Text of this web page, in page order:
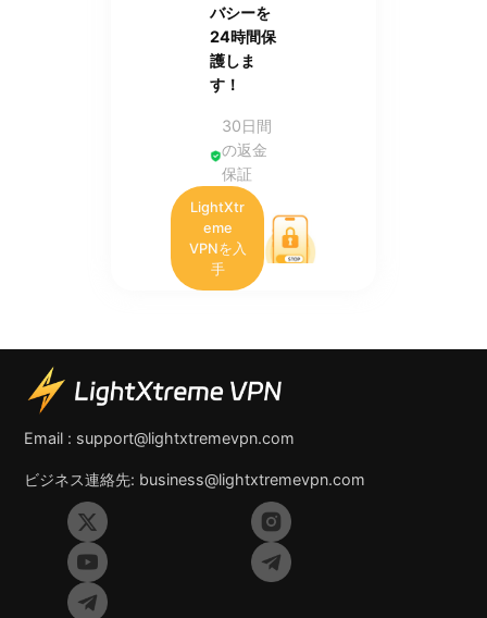
バシーを
24時間保
護しま
す！
30日間
の返金
保証
LightXtr
eme
VPNを入
手
Email : support@lightxtremevpn.com
ビジネス連絡先: business@lightxtremevpn.com